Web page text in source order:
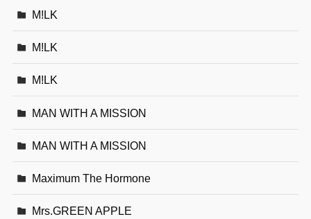
M!LK
M!LK
M!LK
MAN WITH A MISSION
MAN WITH A MISSION
Maximum The Hormone
Mrs.GREEN APPLE